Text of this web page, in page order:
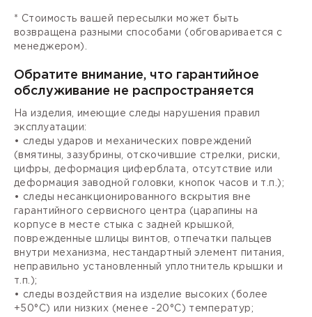
* Стоимость вашей пересылки может быть
возвращена разными способами (обговаривается с
менеджером).
Обратите внимание, что гарантийное
обслуживание не распространяется
На изделия, имеющие следы нарушения правил
эксплуатации:
• следы ударов и механических повреждений
(вмятины, зазубрины, отскочившие стрелки, риски,
цифры, деформация циферблата, отсутствие или
деформация заводной головки, кнопок часов и т.п.);
• следы несанкционированного вскрытия вне
гарантийного сервисного центра (царапины на
корпусе в месте стыка с задней крышкой,
поврежденные шлицы винтов, отпечатки пальцев
внутри механизма, нестандартный элемент питания,
неправильно установленный уплотнитель крышки и
т.п.);
• следы воздействия на изделие высоких (более
+50°С) или низких (менее -20°С) температур;